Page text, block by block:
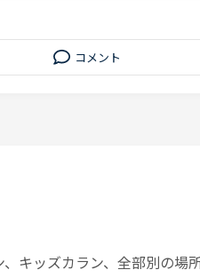
コメント
キッズカラン、全部別の場